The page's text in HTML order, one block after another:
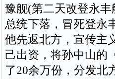
豫舰(第二天改登永
总统下落，冒死登永
他先返北方，宣传主
己出资，将孙中山的
了20余万份，分发北